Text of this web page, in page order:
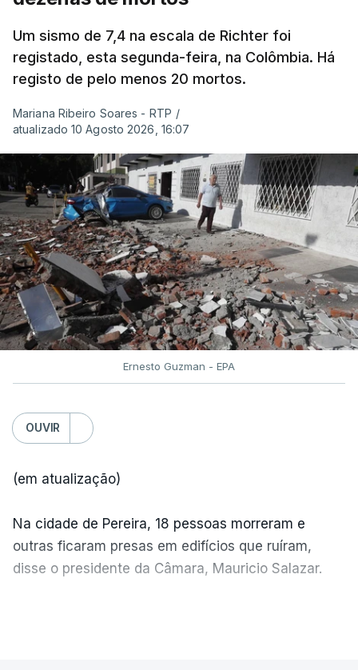
Um sismo de 7,4 na escala de Richter foi
registado, esta segunda-feira, na Colômbia. Há
registo de pelo menos 20 mortos.
Mariana Ribeiro Soares - RTP /
atualizado 10 Agosto 2026, 16:07
Ernesto Guzman - EPA
OUVIR
(em atualização)
Na cidade de Pereira, 18 pessoas morreram e
outras ficaram presas em edifícios que ruíram,
disse o presidente da Câmara, Mauricio Salazar.